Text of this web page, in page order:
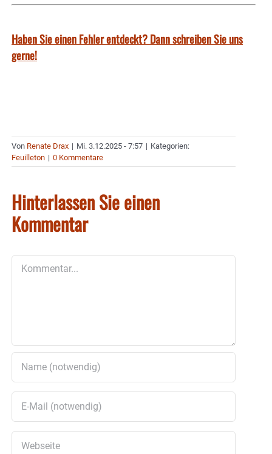
Haben Sie einen Fehler entdeckt? Dann schreiben Sie uns
gerne!
Von Renate Drax | Mi. 3.12.2025 - 7:57 | Kategorien:
Feuilleton | 0 Kommentare
Hinterlassen Sie einen
Kommentar